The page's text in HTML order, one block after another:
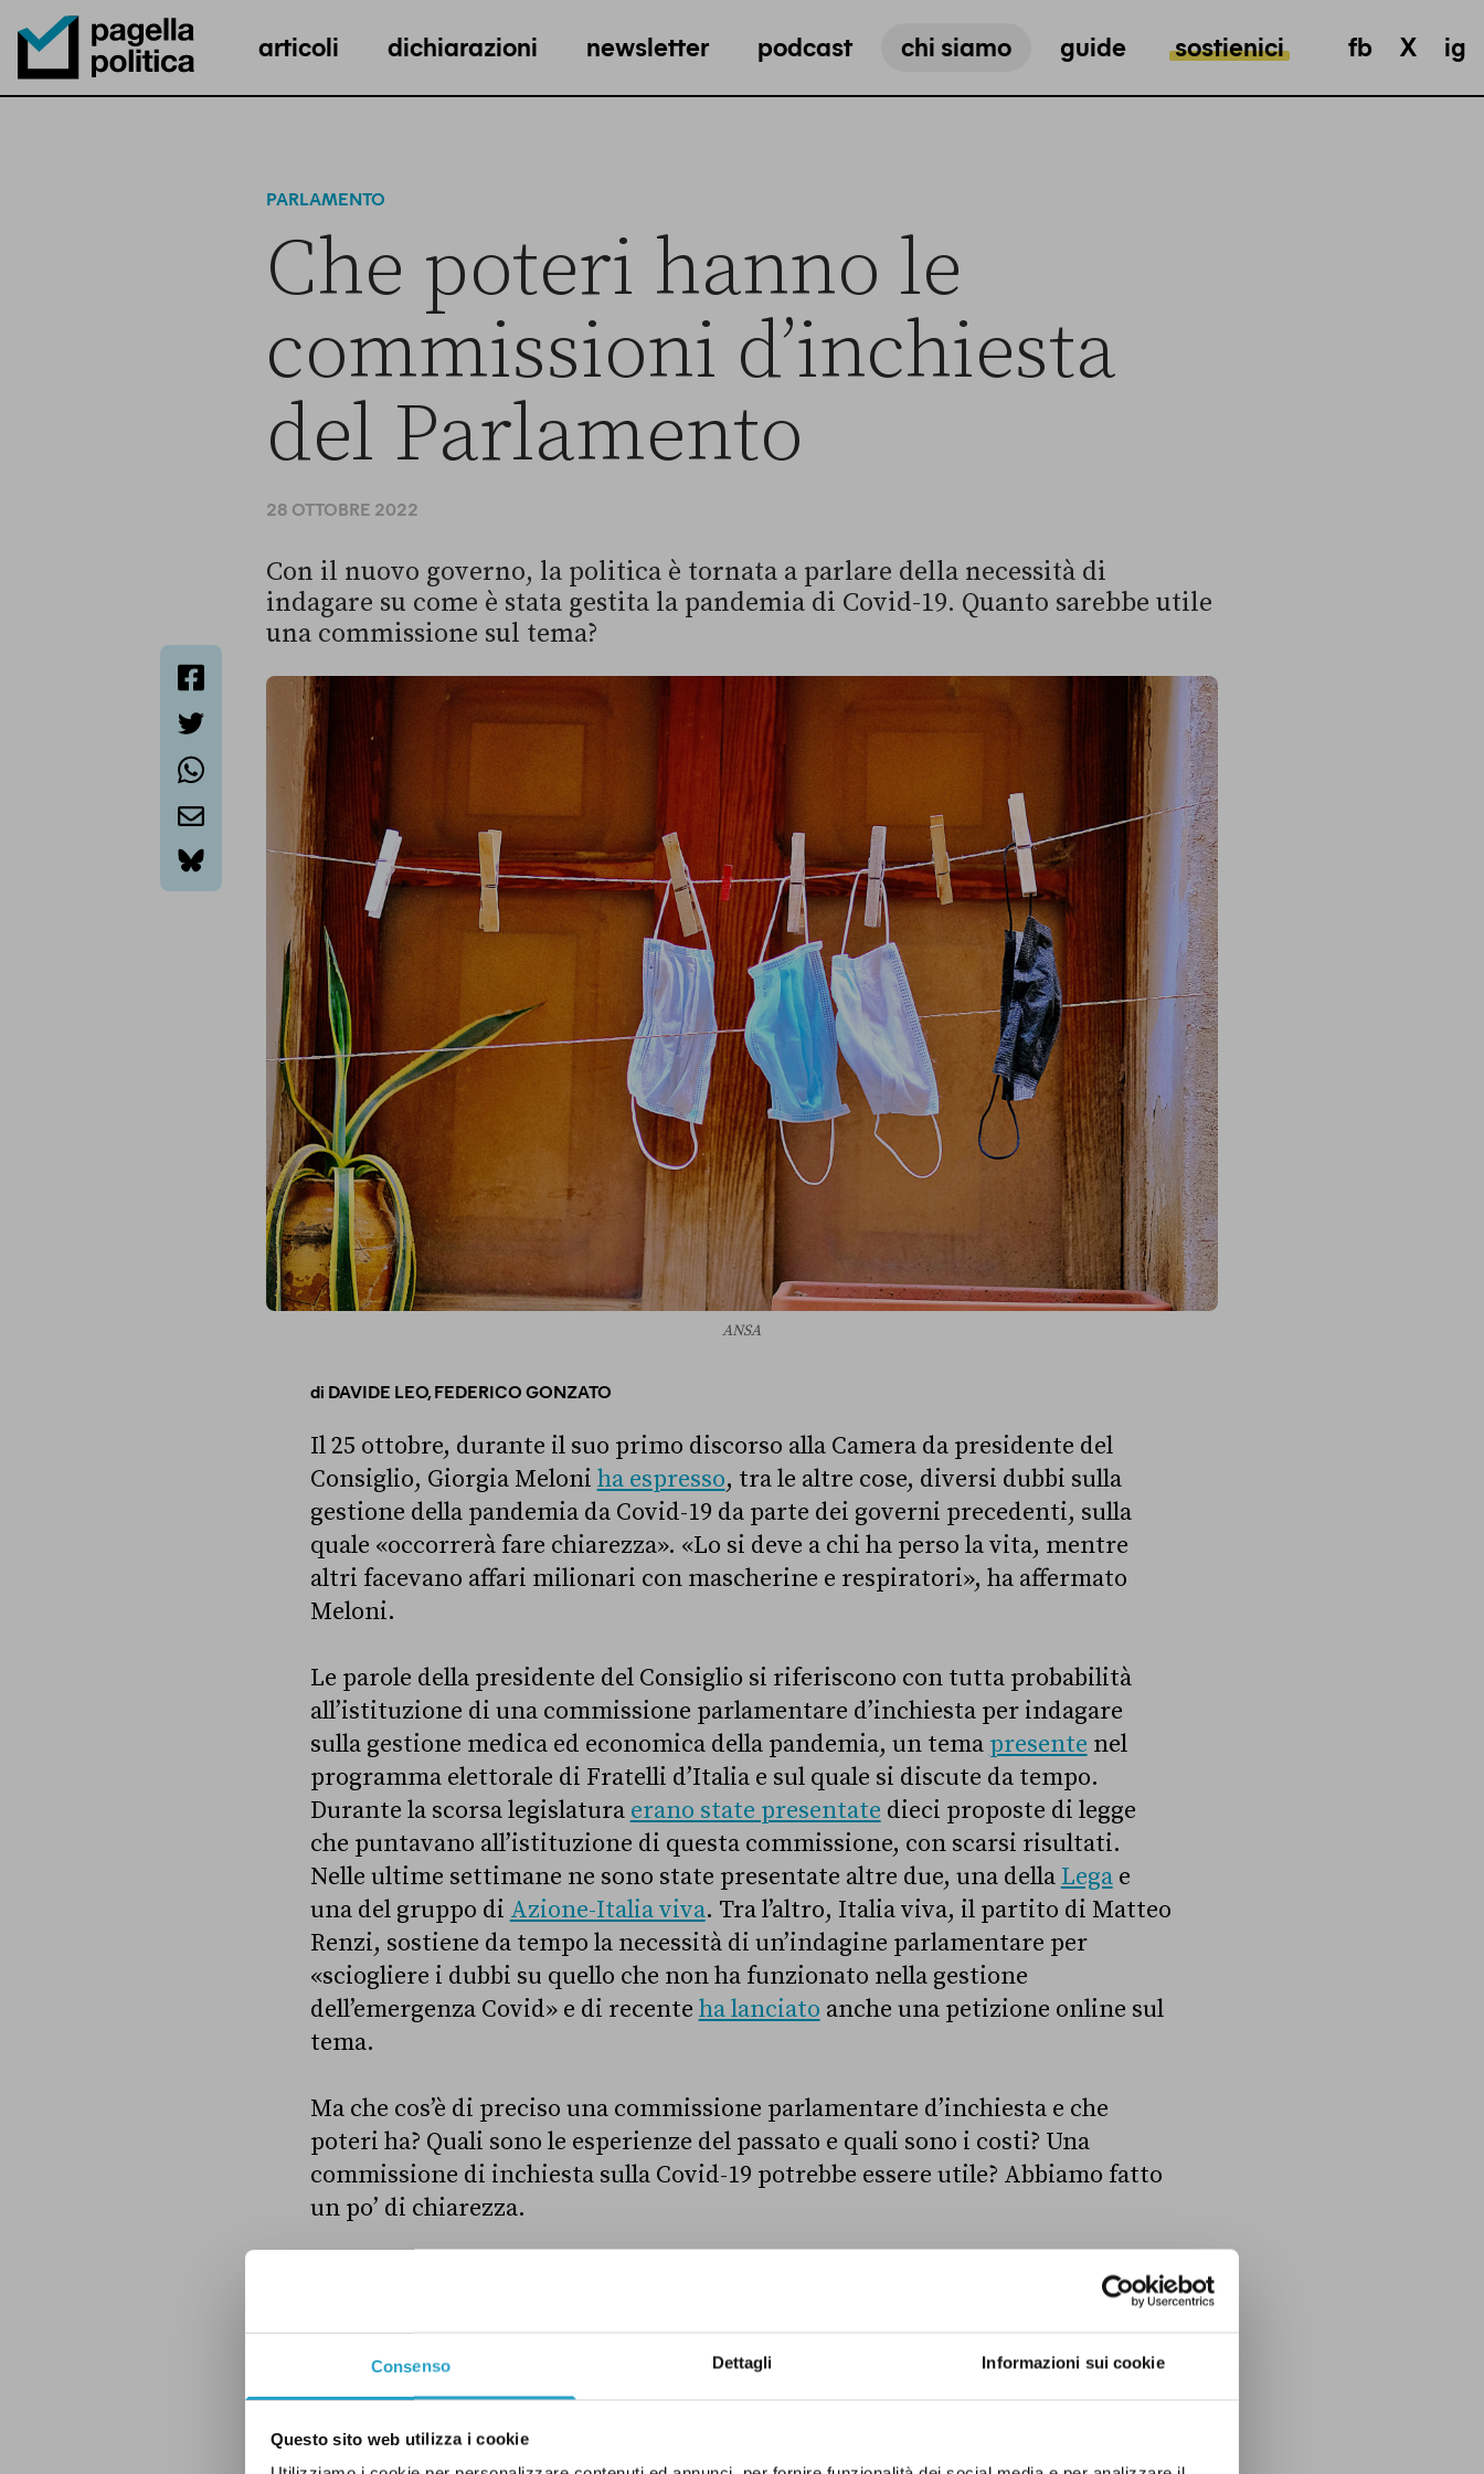
Consenso Dettagli Informazioni sui cookie
Questo sito web utilizza i cookie
Pagella Politica Logo
articoli dichiarazioni newsletter podcast chi siamo guide sostienici fb X ig
PARLAMENTO
Che poteri hanno le
commissioni d’inchiesta
del Parlamento
28 OTTOBRE 2022
bluesky
Con il nuovo governo, la politica è tornata a parlare della necessità di
indagare su come è stata gestita la pandemia di Covid-19. Quanto sarebbe utile
una commissione sul tema?
ANSA
di DAVIDE LEO,FEDERICO GONZATO
Il 25 ottobre, durante il suo primo discorso alla Camera da presidente del
Consiglio, Giorgia Meloni ha espresso, tra le altre cose, diversi dubbi sulla
gestione della pandemia da Covid-19 da parte dei governi precedenti, sulla
quale «occorrerà fare chiarezza». «Lo si deve a chi ha perso la vita, mentre
altri facevano affari milionari con mascherine e respiratori», ha affermato
Meloni.
Le parole della presidente del Consiglio si riferiscono con tutta probabilità
all’istituzione di una commissione parlamentare d’inchiesta per indagare
sulla gestione medica ed economica della pandemia, un tema presente nel
programma elettorale di Fratelli d’Italia e sul quale si discute da tempo.
Durante la scorsa legislatura erano state presentate dieci proposte di legge
che puntavano all’istituzione di questa commissione, con scarsi risultati.
Nelle ultime settimane ne sono state presentate altre due, una della Legae
una del gruppo di Azione-Italia viva. Tra l’altro, Italia viva, il partito di Matteo
Renzi, sostiene da tempo la necessità di un’indagine parlamentare per
«sciogliere i dubbi su quello che non ha funzionato nella gestione
dell’emergenza Covid» e di recente ha lanciato anche una petizione online sul
tema.
Ma che cos’è di preciso una commissione parlamentare d’inchiesta e che
poteri ha? Quali sono le esperienze del passato e quali sono i costi? Una
commissione di inchiesta sulla Covid-19 potrebbe essere utile? Abbiamo fatto
un po’ di chiarezza.
Che cos’è una commissione d’inchiesta
Le commissioni d’inchiesta parlamentare sono organi interni della Camera e